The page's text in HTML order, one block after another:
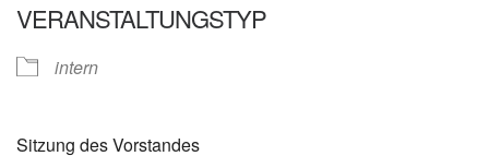
VERANSTALTUNGSTYP
intern
Sitzung des Vorstandes